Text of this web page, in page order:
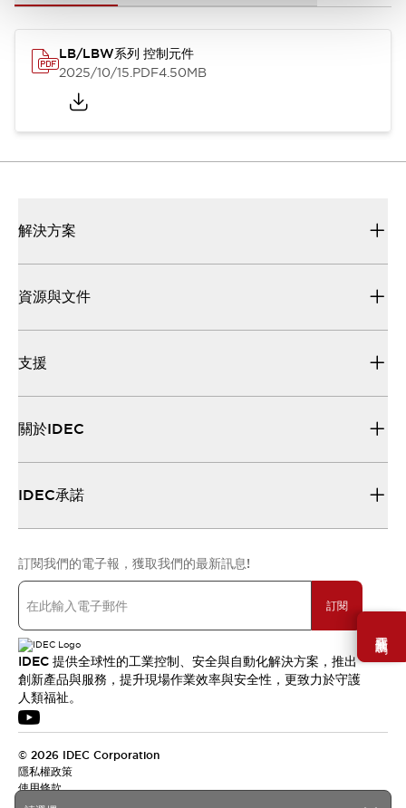
需要幫助嗎？
LB/LBW系列 控制元件
2025/10/15.PDF4.50MB
解決方案
資源與文件
支援
關於IDEC
IDEC承諾
訂閱我們的電子報，獲取我們的最新訊息!
訂閱
IDEC 提供全球性的工業控制、安全與自動化解決方案，推出
創新產品與服務，提升現場作業效率與安全性，更致力於守護
人類福祉。
© 2026 IDEC Corporation
隱私權政策
使用條款